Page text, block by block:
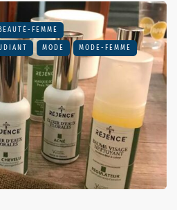
FEMME
MODE MODE-FEMME